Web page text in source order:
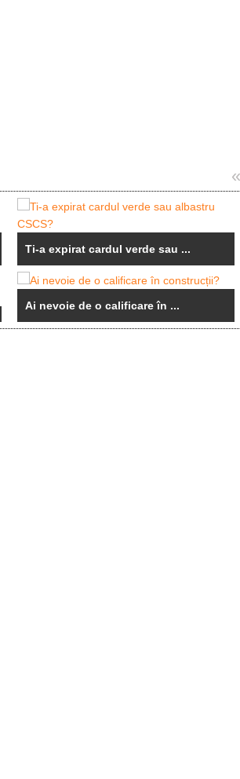
«
Ti-a expirat cardul verde sau ...
Ai nevoie de o calificare în ...